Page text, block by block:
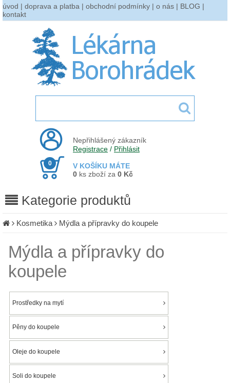
úvod | doprava a platba | obchodní podmínky | o nás | BLOG |
kontakt
Nepřihlášený zákazník
Registrace / Přihlásit
V KOŠÍKU MÁTE
0
0 ks zboží za 0 Kč
Kategorie produktů
Kosmetika Mýdla a přípravky do koupele
Mýdla a přípravky do
koupele
Prostředky na mytí
Pěny do koupele
Oleje do koupele
Soli do koupele